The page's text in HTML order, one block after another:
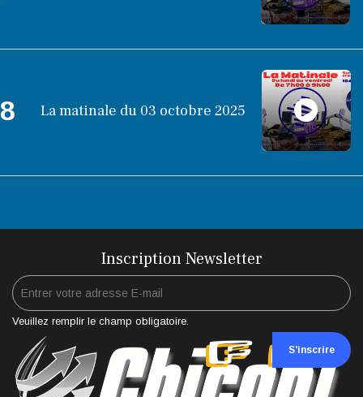
8 La matinale du 03 octobre 2025
Inscription Newsletter
Veuillez remplir le champ obligatoire.
S'inscrire